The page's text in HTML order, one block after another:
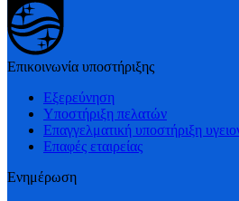
Επικοινωνία υποστήριξης
Εξερεύνηση
Υποστήριξη πελατών
Επαγγελματική υποστήριξη
Επαφές εταιρείας
Ενημέρωση